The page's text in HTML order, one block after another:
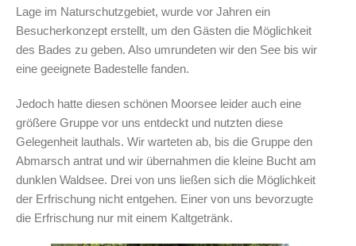
Lage im Naturschutzgebiet, wurde vor Jahren ein
Besucherkonzept erstellt, um den Gästen die Möglichkeit
des Bades zu geben. Also umrundeten wir den See bis wir
eine geeignete Badestelle fanden.
Jedoch hatte diesen schönen Moorsee leider auch eine
größere Gruppe vor uns entdeckt und nutzten diese
Gelegenheit lauthals. Wir warteten ab, bis die Gruppe den
Abmarsch antrat und wir übernahmen die kleine Bucht am
dunklen Waldsee. Drei von uns ließen sich die Möglichkeit
der Erfrischung nicht entgehen. Einer von uns bevorzugte
die Erfrischung nur mit einem Kaltgetränk.